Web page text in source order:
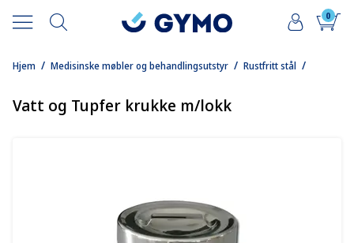
0
/
Hjem /
Medisinske møbler og behandlingsutstyr /
Rustfritt stål
Vatt og Tupfer krukke m/lokk